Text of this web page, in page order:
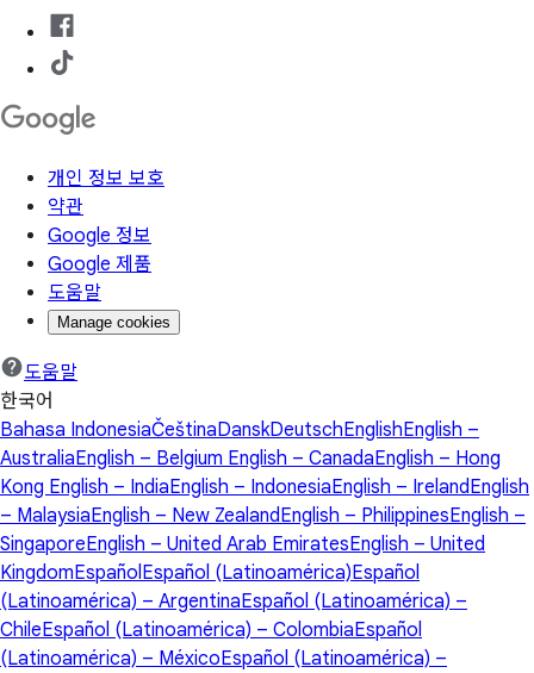
개인 정보 보호
약관
Google 정보
Google 제품
도움말
Manage cookies
도움말
한국어
Bahasa IndonesiaČeštinaDanskDeutschEnglishEnglish –
AustraliaEnglish – Belgium English – CanadaEnglish – Hong
Kong English – IndiaEnglish – IndonesiaEnglish – IrelandEnglish
– MalaysiaEnglish – New ZealandEnglish – PhilippinesEnglish –
SingaporeEnglish – United Arab EmiratesEnglish – United
KingdomEspañol Español (Latinoamérica)Español
(Latinoamérica) – ArgentinaEspañol (Latinoamérica) –
ChileEspañol (Latinoamérica) – ColombiaEspañol
(Latinoamérica) – MéxicoEspañol (Latinoamérica) –